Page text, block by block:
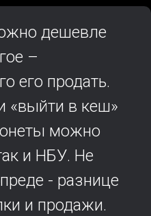
дешевле
–
его продать.
«выйти в кеш»
можно
и НБУ. Не
- разнице
и продажи.